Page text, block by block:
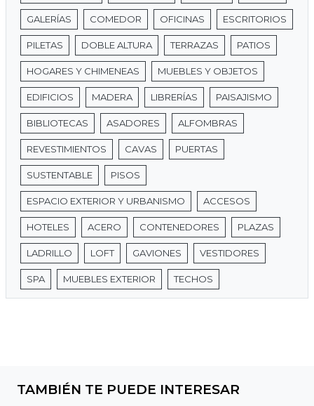
GALERÍAS COMEDOR OFICINAS ESCRITORIOS
PILETAS DOBLE ALTURA TERRAZAS PATIOS
HOGARES Y CHIMENEAS MUEBLES Y OBJETOS
EDIFICIOS MADERA LIBRERÍAS PAISAJISMO
BIBLIOTECAS ASADORES ALFOMBRAS
REVESTIMIENTOS CAVAS PUERTAS
SUSTENTABLE PISOS
ESPACIO EXTERIOR Y URBANISMO ACCESOS
HOTELES ACERO CONTENEDORES PLAZAS
LADRILLO LOFT GAVIONES VESTIDORES
SPA MUEBLES EXTERIOR TECHOS
TAMBIÉN TE PUEDE INTERESAR